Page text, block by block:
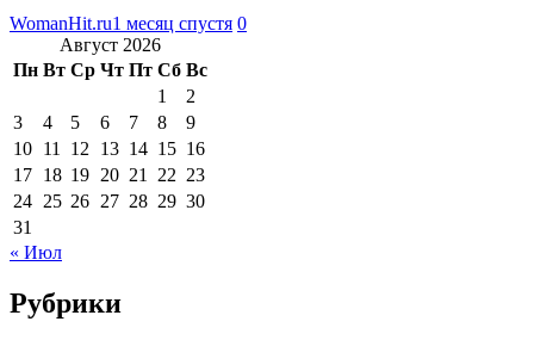
WomanHit.ru1 месяц спустя 0
Август 2026
Пн Вт Ср Чт Пт Сб Вс
1
2
3
4 5 6 7 8
9
10 11 12 13 14 15 16
17 18 19 20 21 22 23
24 25 26 27 28 29 30
31
« Июл
Рубрики